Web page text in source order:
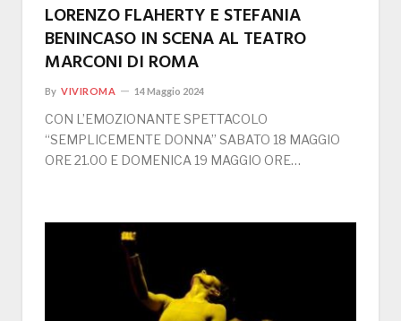
LORENZO FLAHERTY E STEFANIA
BENINCASO IN SCENA AL TEATRO
MARCONI DI ROMA
By VIVIROMA 14 Maggio 2024
CON L’EMOZIONANTE SPETTACOLO
“SEMPLICEMENTE DONNA” SABATO 18 MAGGIO
ORE 21.00 E DOMENICA 19 MAGGIO ORE…